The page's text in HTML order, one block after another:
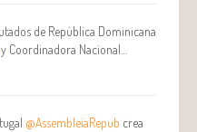
de República Dominicana
y Coordinadora Nacional…
@AssembleiaRepub crea